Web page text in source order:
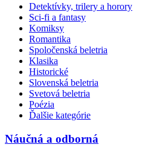
Detektívky, trilery a horory
Sci-fi a fantasy
Komiksy
Romantika
Spoločenská beletria
Klasika
Historické
Slovenská beletria
Svetová beletria
Poézia
Ďalšie kategórie
Náučná a odborná